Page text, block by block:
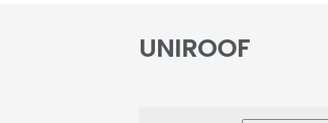
UNIROOF